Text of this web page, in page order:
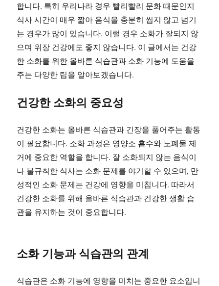
합니다. 특히 우리나라 경우 빨리빨리 문화 때문인지
식사 시간이 매우 짧아 음식을 충분히 씹지 않고 넘기
는 경우가 많이 있습니다. 이럴 경우 소화가 잘되지 않
으며 위장 건강에도 좋지 않습니다. 이 글에서는 건강
한 소화를 위한 올바른 식습관과 소화 기능에 도움을
주는 다양한 팁을 알아보겠습니다.
건강한 소화의 중요성
건강한 소화는 올바른 식습관과 긴장을 풀어주는 활동
이 필요합니다. 소화 과정은 영양소 흡수와 노폐물 제
거에 중요한 역할을 합니다. 잘 소화되지 않는 음식이
나 불규칙한 식사는 소화 문제를 야기할 수 있으며, 만
성적인 소화 문제는 건강에 영향을 미칩니다. 따라서
건강한 소화를 위해 올바른 식습관과 건강한 생활 습
관을 유지하는 것이 중요합니다.
소화 기능과 식습관의 관계
식습관은 소화 기능에 영향을 미치는 중요한 요소입니